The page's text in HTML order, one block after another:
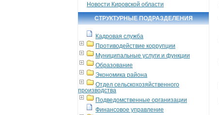
Новости Кировской области
СТРУКТУРНЫЕ ПОДРАЗДЕЛЕНИЯ
Кадровая служба
Противодействие коррупции
Муниципальные услуги и функции
Образование
Экономика района
Отдел сельскохозяйственного
производства
Подведомственные организации
Финансовое управление